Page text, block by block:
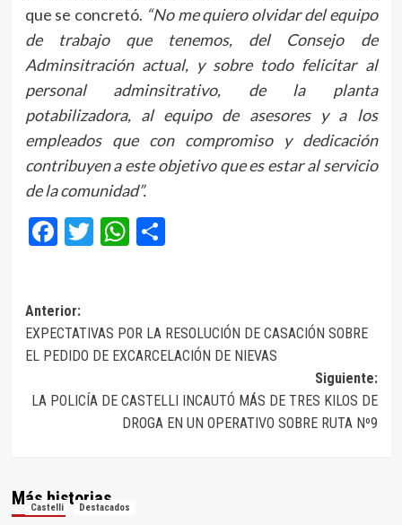
que se concretó. “No me quiero olvidar del equipo
de trabajo que tenemos, del Consejo de
Adminsitración actual, y sobre todo felicitar al
personal adminsitrativo, de la planta
potabilizadora, al equipo de asesores y a los
empleados que con compromiso y dedicación
contribuyen a este objetivo que es estar al servicio
de la comunidad”.
Facebook
Twitter
WhatsApp
Compartir
Navegación
de
Anterior:
EXPECTATIVAS POR LA RESOLUCIÓN DE CASACIÓN SOBRE
EL PEDIDO DE EXCARCELACIÓN DE NIEVAS
Siguiente:
LA POLICÍA DE CASTELLI INCAUTÓ MÁS DE TRES KILOS DE
DROGA EN UN OPERATIVO SOBRE RUTA Nº9
Más historias
Castelli Destacados